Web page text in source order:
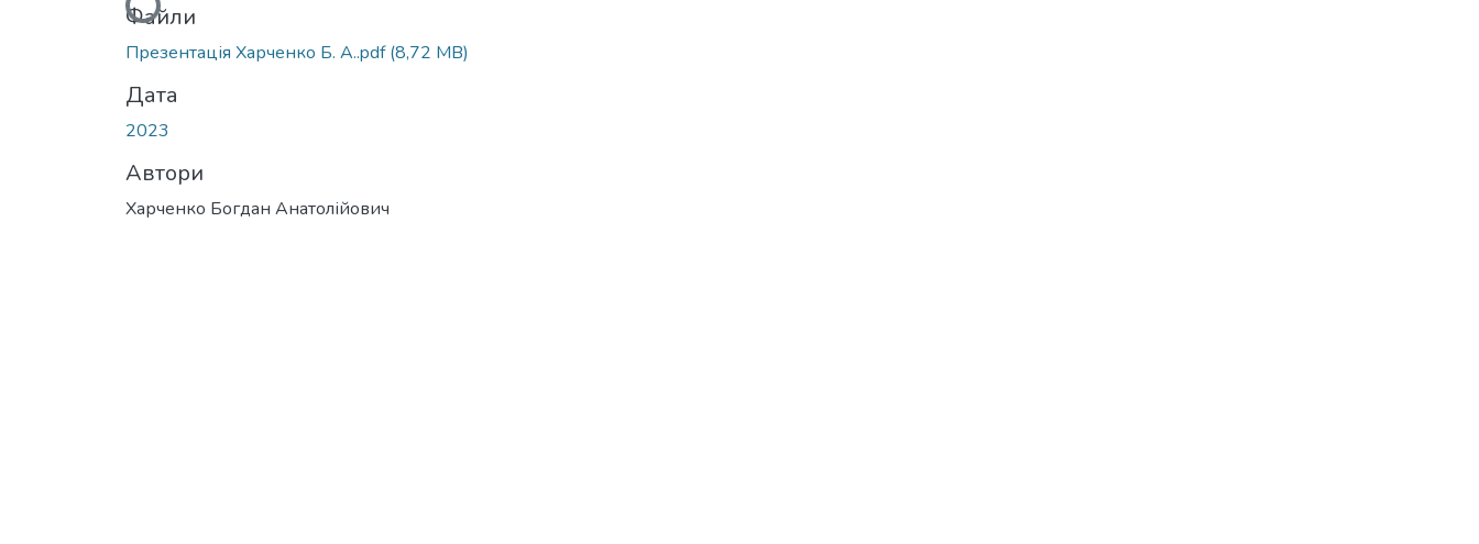
Вантажиться...
Файли
Презентація Харченко Б. А..pdf(8,72 MB)
Дата
2023
Автори
Харченко Богдан Анатолійович